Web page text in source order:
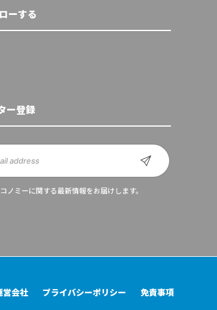
ーする
ー登録
ノミーに関する最新情報をお届けします。
営会社 プライバシーポリシー 免責事項